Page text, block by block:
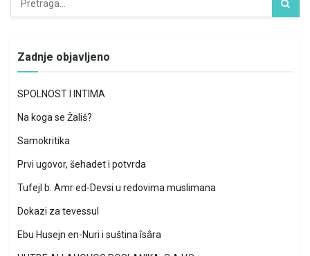
Zadnje objavljeno
SPOLNOST I INTIMA
Na koga se Žališ?
Samokritika
Prvi ugovor, šehadet i potvrda
Tufejl b. Amr ed-Devsi u redovima muslimana
Dokazi za tevessul
Ebu Husejn en-Nuri i suština îsâra